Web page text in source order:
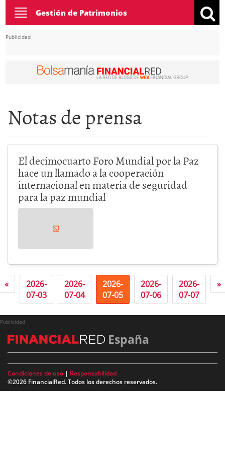
Toggle
navigation
Gestión de Patrimonios
Publicidad
Notas de prensa
El decimocuarto Foro Mundial por la Paz
hace un llamado a la cooperación
internacional en materia de seguridad
para la paz mundial
«
2026-
07-03
2026-
07-04
2026-
07-05
2026-
07-06
2026-
07-07
»
Publicidad
España
Condiciones de uso | Responsabilidad
©2026 FinancialRed. Todos los derechos reservados.